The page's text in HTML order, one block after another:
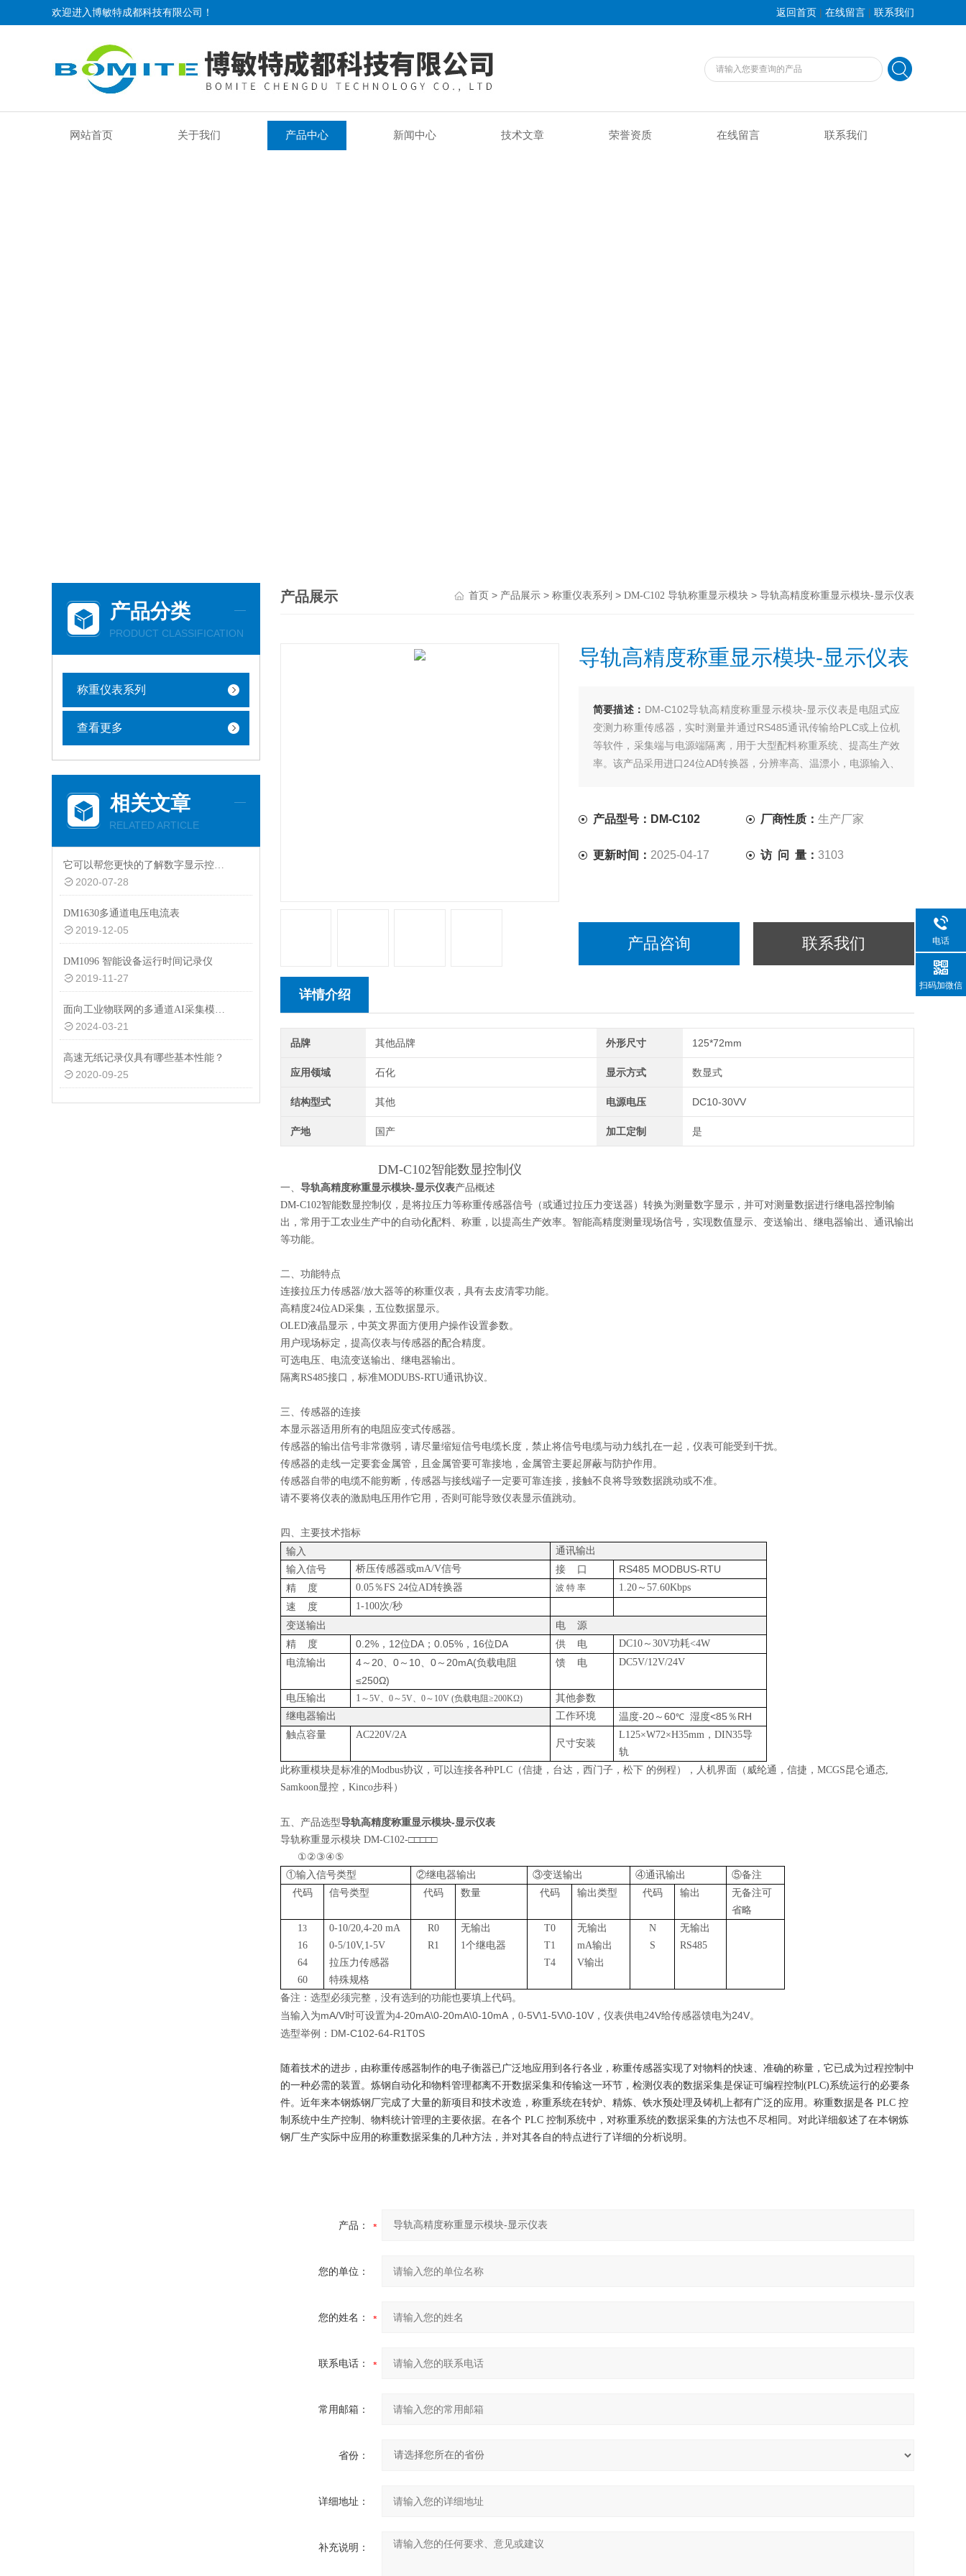
欢迎进入博敏特成都科技有限公司！ 返回首页 | 在线留言 | 联系我们
网站首页 关于我们 产品中心 新闻中心 技术文章 荣誉资质 在线留言 联系我们
产品分类
PRODUCT CLASSIFICATION
称重仪表系列
查看更多
相关文章
RELATED ARTICLE
它可以帮您更快的了解数字显示控制仪的内部结构
2020-07-28
DM1630多通道电压电流表
2019-12-05
DM1096 智能设备运行时间记录仪
2019-11-27
面向工业物联网的多通道AI采集模块设计与实现
2024-03-21
高速无纸记录仪具有哪些基本性能？
2020-09-25
产品展示 首页 > 产品展示 > 称重仪表系列 > DM-C102 导轨称重显示模块 > 导轨高精度称重显示模块-显示仪表
导轨高精度称重显示模块-显示仪表
简要描述： DM-C102导轨高精度称重显示模块-显示仪表是电阻式应
变测力称重传感器，实时测量并通过RS485通讯传输给PLC或上位机
等软件，采集端与电源端隔离，用于大型配料称重系统、提高生产效
率。该产品采用进口24位AD转换器，分辨率高、温漂小，电源输入、
产品型号：DM-C102 厂商性质：生产厂家
更新时间： 2025-04-17 访 问 量：3103
产品咨询 联系我们
详情介绍
品牌 其他品牌 外形尺寸 125*72mm
应用领域 石化 显示方式 数显式
结构型式 其他 电源电压 DC10-30VV
产地 国产 加工定制 是
DM-C102智能数显控制仪
一、 导轨高精度称重显示模块-显示仪表产品概述
DM-C102智能数显控制仪，是将拉压力等称重传感器信号（或通过拉压力变送器）转换为测量数字显示，并可对测量数据进行继电器控制输
出，常用于工农业生产中的自动化配料、称重，以提高生产效率。智能高精度测量现场信号，实现数值显示、变送输出、继电器输出、通讯输出
等功能。
二、功能特点
连接拉压力传感器/放大器等的称重仪表，具有去皮清零功能。
高精度24位AD采集，五位数据显示。
OLED液晶显示，中英文界面方便用户操作设置参数。
用户现场标定 ， 提高仪表与传感器的配合精度。
可选电压、电流变送输出 、 继电器输出。
隔离RS485接口，标准MODUBS-RTU通讯协议。
三、传感器的连接
本显示器适用所有的电阻应变式传感器。
传感器的输出信号非常微弱，请尽量缩短信号电缆长度，禁止将信号电缆与动力线扎在一起，仪表可能受到干扰。
传感器的走线一定要套金属管，且金属管要可靠接地，金属管主要起屏蔽与防护作用。
传感器自带的电缆不能剪断，传感器与接线端子一定要可靠连接，接触不良将导致数据跳动或不准。
请不要将仪表的激励电压用作它用，否则可能导致仪表显示值跳动。
四、主要技术指标
输入 通讯输出
输入信号 桥压传感器或mA/V信号 接 口 RS485 MODBUS-RTU
精 度 0.05％FS 24位AD转换器 波 特 率
1.20～57.60Kbps
速
度 1-100次/秒
变送输出 电
源
精
度 0.2% ， 12位DA ； 0.05% ， 16位DA 供 电 DC10 ～30V功耗<4W
电流输出 4 ～ 20、 0 ～ 10、 0 ～ 20mA(负载电阻
≤250Ω)
馈 电 DC5V/12V/24V
电压输出 1 ～5V、 0～5V、 0～ 10V (负载电阻 ≥200KΩ)
其他参数
继电器输出
工作环境 温度-20 ～ 60℃ 湿度<85 ％ RH
触点容量
AC220V/2A
尺寸安装
L125×W72×H35mm，DIN35导
轨
此称重模块是标准的Modbus协议，可以连接各种PLC（信捷，台达，西门子，松下 的例程），人机界面（威纶通，信捷，MCGS昆仑通态,
Samkoon显控，Kinco步科）
五、产品选型导轨高精度称重显示模块-显示仪表
导轨称重显示模块 DM-C102-□□□□□
①②③④⑤
①输入信号类型
②继电器输出 ③变送输出 ④通讯输出
⑤备注
代码
信号类型 代码 数量 代码 输出类型 代码 输出
无备注可
省略
13
16
64
60
0-10/20,4-20 mA
0-5/10V,1-5V
拉压力传感器
特殊规格
R0
R1
无输出
1个继电器
T0
T1
T4
无输出
mA输出
V输出
N
S
无输出
RS485
备注 ：选型必须完整， 没有选到的功能也要填上代码。
当输入为mA/V时可设置为4-20mA\0-20mA\0-10mA ， 0-5V\1-5V\0-10V ，仪表供电24V给传感器馈电为24V。
选型举例 ： DM-C102-64-R1T0S
随着技术的进步，由称重传感器制作的电子衡器已广泛地应用到各行各业，称重传感器实现了对物料的快速、准确的称量，它已成为过程控制中
的一种必需的装置。炼钢自动化和物料管理都离不开数据采集和传输这一环节，检测仪表的数据采集是保证可编程控制(PLC)系统运行的必要条
件。近年来本钢炼钢厂完成了大量的新项目和技术改造，称重系统在转炉、精炼、铁水预处理及铸机上都有广泛的应用。称重数据是各 PLC 控
制系统中生产控制、物料统计管理的主要依据。在各个 PLC 控制系统中，对称重系统的数据采集的方法也不尽相同。对此详细叙述了在本钢炼
钢厂生产实际中应用的称重数据采集的几种方法，并对其各自的特点进行了详细的分析说明。
产品：
您的单位：
您的姓名：
联系电话：
常用邮箱：
省份：
详细地址：
补充说明：
电话
扫码加微信